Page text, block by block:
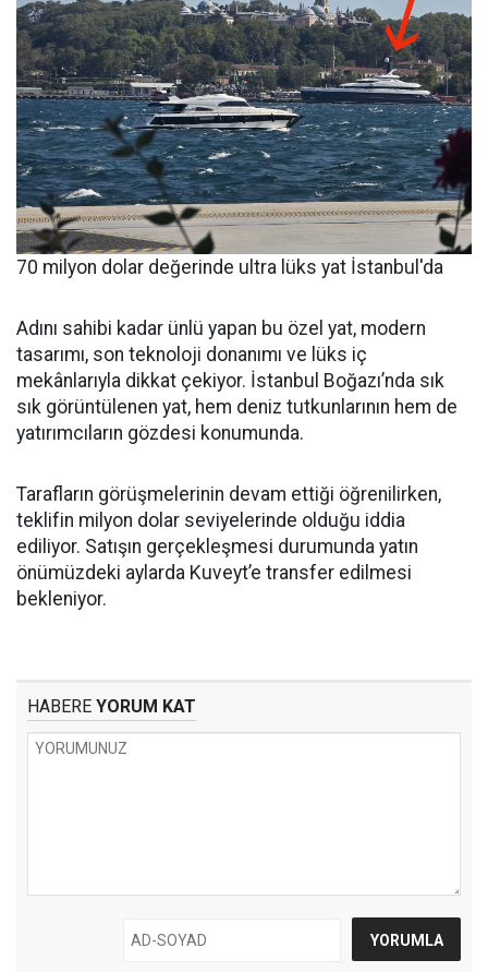
70 milyon dolar değerinde ultra lüks yat İstanbul'da
Adını sahibi kadar ünlü yapan bu özel yat, modern
tasarımı, son teknoloji donanımı ve lüks iç
mekânlarıyla dikkat çekiyor. İstanbul Boğazı’nda sık
sık görüntülenen yat, hem deniz tutkunlarının hem de
yatırımcıların gözdesi konumunda.
Tarafların görüşmelerinin devam ettiği öğrenilirken,
teklifin milyon dolar seviyelerinde olduğu iddia
ediliyor. Satışın gerçekleşmesi durumunda yatın
önümüzdeki aylarda Kuveyt’e transfer edilmesi
bekleniyor.
HABERE YORUM KAT